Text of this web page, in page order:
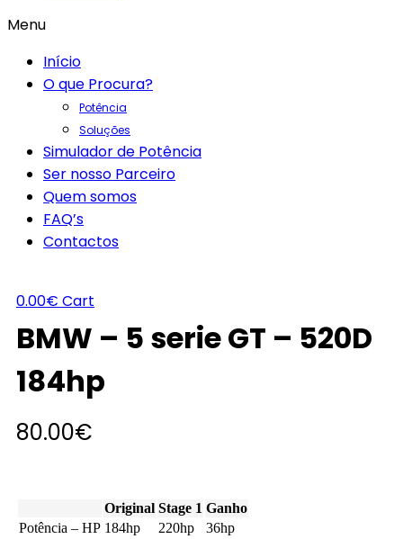
Menu
Início
O que Procura?
Potência
Soluções
Simulador de Potência
Ser nosso Parceiro
Quem somos
FAQ’s
Contactos
0.00€ Cart
BMW – 5 serie GT – 520D
184hp
80.00€
Original Stage 1 Ganho
Potência – HP 184hp 220hp
36hp